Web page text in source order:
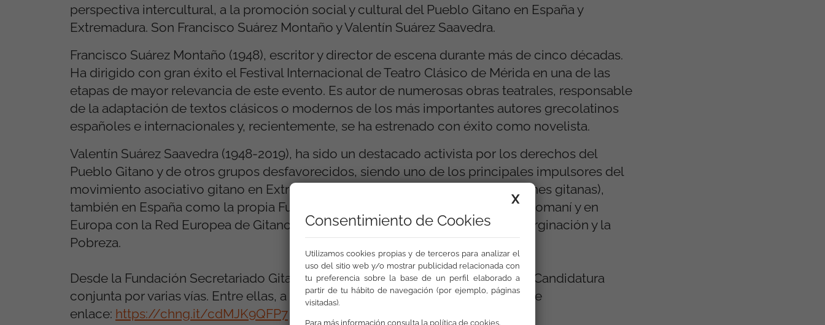
perspectiva intercultural, a la promoción social y cultural del Pueblo Gitano en España y
Extremadura. Son Francisco Suárez Montaño y Valentín Suárez Saavedra.
Francisco Suárez Montaño (1948), escritor y director de escena durante más de cinco décadas.
Ha dirigido con gran éxito el Festival Internacional de Teatro Clásico de Mérida en una de las
etapas de mayor relevancia de este evento. Es autor de numerosas obras teatrales, responsable
de la adaptación de textos clásicos o modernos de los más importantes autores grecolatinos
españoles e internacionales y, recientemente, se ha estrenado con éxito como novelista.
Valentín Suárez Saavedra (1948-2019), ha sido un destacado activista por los derechos del
Pueblo Gitano y de otros grupos desfavorecidos, siendo uno de los principales impulsores del
movimiento asociativo gitano en Extremadura (promotor de varias organizaciones gitanas),
también en España como la propia Fundación Secretariado Gitano o la Unión Romaní y en
Europa con la Red Europea de Gitanos y Viajeros y la Red Europea contra la Marginación y la
Pobreza.
Desde la Fundación Secretariado Gitano estamos recabando apoyos para esta Candidatura
conjunta por varias vías. Entre ellas, a través de la plataforma Change.org en este
enlace: https://chng.it/cdMJK9QFP7
X
Consentimiento de Cookies
Utilizamos cookies propias y de terceros para analizar el
uso del sitio web y/o mostrar publicidad relacionada con
tu preferencia sobre la base de un perfil elaborado a
partir de tu hábito de navegación (por ejemplo, páginas
visitadas).
Para más información consulta la política de cookies.